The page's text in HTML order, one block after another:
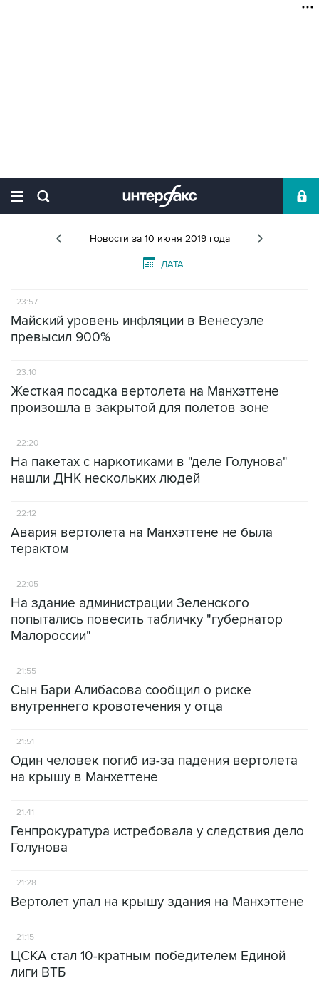
Новости за 10 июня 2019 года
ДАТА
23:57
Майский уровень инфляции в Венесуэле
превысил 900%
23:10
Жесткая посадка вертолета на Манхэттене
произошла в закрытой для полетов зоне
22:20
На пакетах с наркотиками в "деле Голунова"
нашли ДНК нескольких людей
22:12
Авария вертолета на Манхэттене не была
терактом
22:05
На здание администрации Зеленского
попытались повесить табличку "губернатор
Малороссии"
21:55
Сын Бари Алибасова сообщил о риске
внутреннего кровотечения у отца
21:51
Один человек погиб из-за падения вертолета
на крышу в Манхеттене
21:41
Генпрокуратура истребовала у следствия дело
Голунова
21:28
Вертолет упал на крышу здания на Манхэттене
21:15
ЦСКА стал 10-кратным победителем Единой
лиги ВТБ